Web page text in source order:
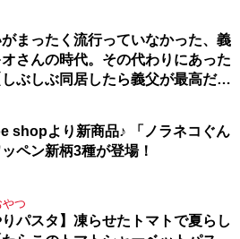
まったく流行っていなかった、義
さんの時代。その代わりにあった
しぶしぶ同居したら義父が最高だっ
shopより新商品♪ 「ノラネコぐん
ペン新柄3種が登場！
つ
りパスタ】凍らせたトマトで夏らし